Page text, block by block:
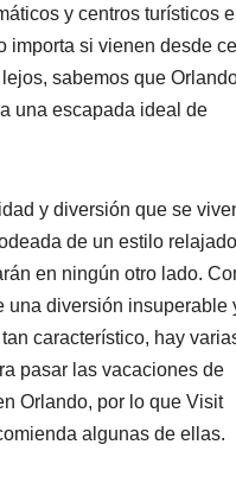
y centros turísticos
importa si vienen desde
sabemos que
una escapada ideal de
y diversión que se
de un estilo
en ningún otro lado.
una diversión insuperable
característico, hay
pasar las vacaciones de
Orlando, por lo que Visit
algunas de ellas.